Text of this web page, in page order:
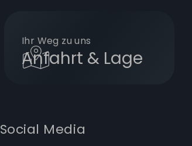
Ihr Weg zu uns
Anfahrt & Lage
Social Media